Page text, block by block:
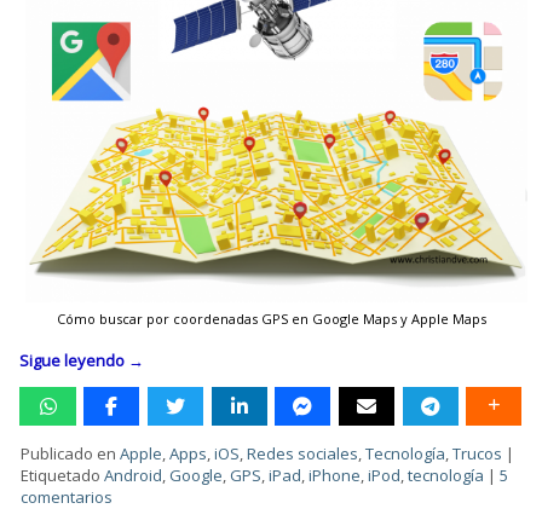
Cómo buscar por coordenadas GPS en Google Maps y Apple Maps
Sigue leyendo →
Publicado en Apple ,Apps ,iOS ,Redes sociales ,Tecnología ,Trucos |
Etiquetado Android Google GPS ,iPad ,iPhone ,iPod ,tecnología |5
comentarios